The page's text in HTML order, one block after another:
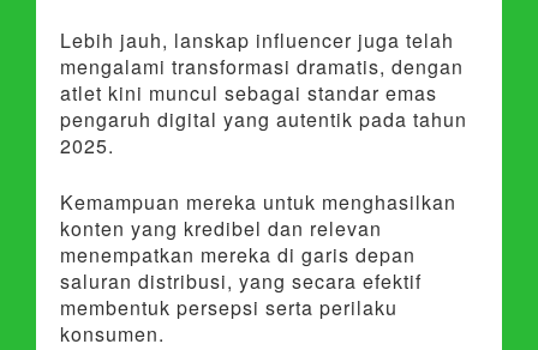
Lebih jauh, lanskap influencer juga telah
mengalami transformasi dramatis, dengan
atlet kini muncul sebagai standar emas
pengaruh digital yang autentik pada tahun
2025.
Kemampuan mereka untuk menghasilkan
konten yang kredibel dan relevan
menempatkan mereka di garis depan
saluran distribusi, yang secara efektif
membentuk persepsi serta perilaku
konsumen.